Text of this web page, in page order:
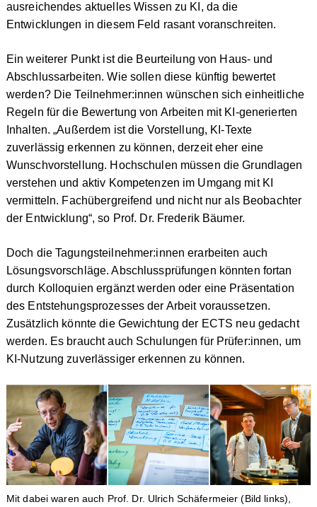
ausreichendes aktuelles Wissen zu KI, da die
Entwicklungen in diesem Feld rasant voranschreiten.
Ein weiterer Punkt ist die Beurteilung von Haus- und
Abschlussarbeiten. Wie sollen diese künftig bewertet
werden? Die Teilnehmer:innen wünschen sich einheitliche
Regeln für die Bewertung von Arbeiten mit KI-generierten
Inhalten. „Außerdem ist die Vorstellung, KI-Texte
zuverlässig erkennen zu können, derzeit eher eine
Wunschvorstellung. Hochschulen müssen die Grundlagen
verstehen und aktiv Kompetenzen im Umgang mit KI
vermitteln. Fachübergreifend und nicht nur als Beobachter
der Entwicklung“, so Prof. Dr. Frederik Bäumer.
Doch die Tagungsteilnehmer:innen erarbeiten auch
Lösungsvorschläge. Abschlussprüfungen könnten fortan
durch Kolloquien ergänzt werden oder eine Präsentation
des Entstehungsprozesses der Arbeit voraussetzen.
Zusätzlich könnte die Gewichtung der ECTS neu gedacht
werden. Es braucht auch Schulungen für Prüfer:innen, um
KI-Nutzung zuverlässiger erkennen zu können.
Mit dabei waren auch Prof. Dr. Ulrich Schäfermeier (Bild links),